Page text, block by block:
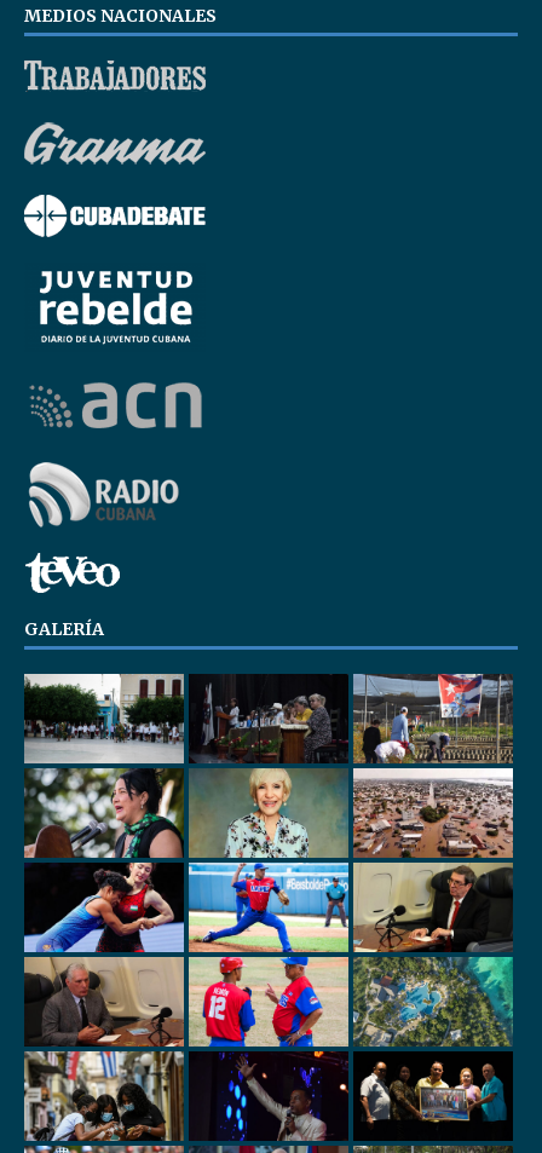
MEDIOS NACIONALES
GALERÍA